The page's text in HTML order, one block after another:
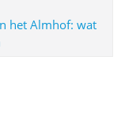
het Almhof: wat